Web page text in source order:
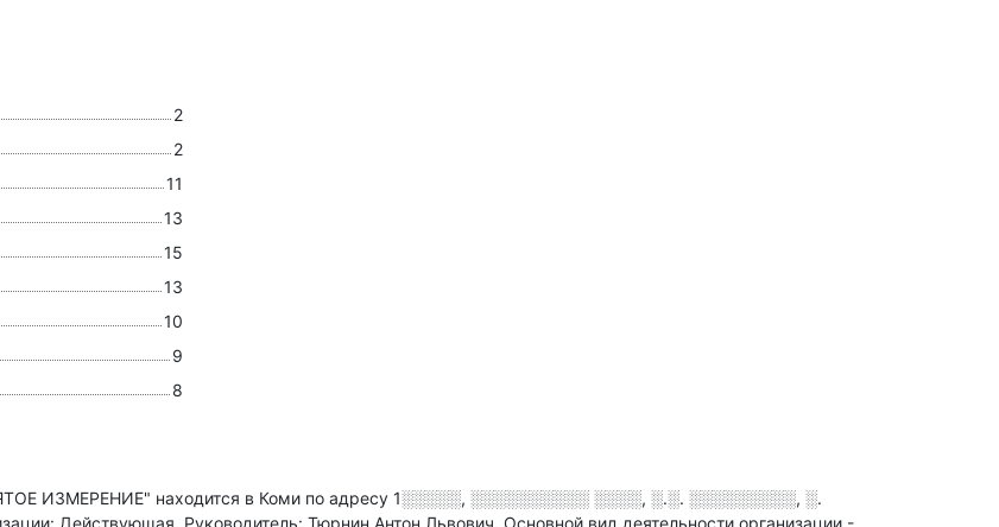
2
2
11
13
15
13
10
9
8
ИЗМЕРЕНИЕ" находится в Коми по адресу 1░░░░░, ░░░░░░░░░░ ░░░░, ░.░. ░░░░░░░░░, ░.
Действующая. Руководитель: Тюрнин Антон Львович. Основной вид деятельности организации -